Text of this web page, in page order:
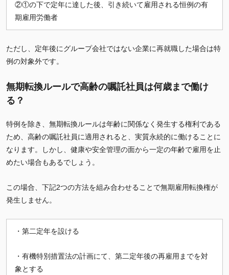
②①の下で定年に達した後、引き続いて雇用される恒例の有
期雇用労働者
ただし、定年後にグループ会社ではない企業に再就職した場合は特
例の対象外です。
無期転換ルールで高齢の嘱託社員は何歳まで働け
る？
特例を除き、無期転換ルールは年齢に関係なく発生する権利である
ため、高齢の嘱託社員に適用されると、実質永続的に働けることに
なります。しかし、健康や安全管理の面から一定の年齢で雇用を止
めたい場合もあるでしょう。
この場合、下記2つの方法を組み合わせることで無期雇用転換権が
発生しません。
・第二定年を設ける
・有機特別措置法の計画にて、第二定年後の再雇用までを対
象とする